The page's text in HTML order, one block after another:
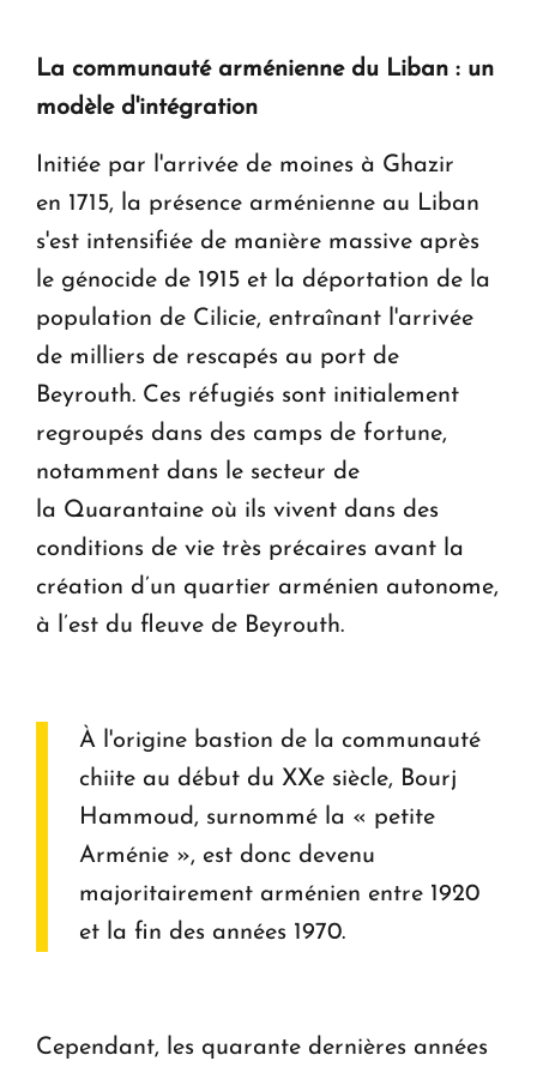
La communauté arménienne du Liban : un
modèle d'intégration
Initiée par l'arrivée de moines à Ghazir
en 1715, la présence arménienne au Liban
s'est intensifiée de manière massive après
le génocide de 1915 et la déportation de la
population de Cilicie, entraînant l'arrivée
de milliers de rescapés au port de
Beyrouth. Ces réfugiés sont initialement
regroupés dans des camps de fortune,
notamment dans le secteur de
la Quarantaine où ils vivent dans des
conditions de vie très précaires avant la
création d’un quartier arménien autonome,
à l’est du fleuve de Beyrouth.
À l'origine bastion de la communauté
chiite au début du XXe siècle, Bourj
Hammoud, surnommé la « petite
Arménie », est donc devenu
majoritairement arménien entre 1920
et la fin des années 1970.
Cependant, les quarante dernières années